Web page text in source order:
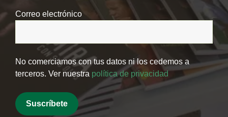
Correo electrónico
No comerciamos con tus datos ni los cedemos a
terceros. Ver nuestra política de privacidad